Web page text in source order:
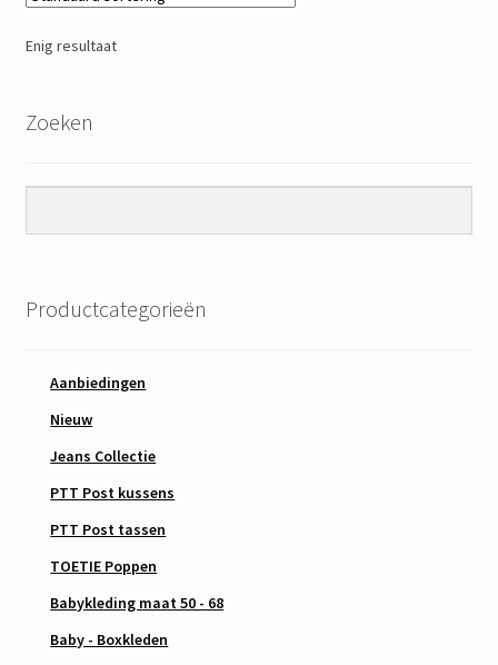
Enig resultaat
Zoeken
Productcategorieën
Aanbiedingen
Nieuw
Jeans Collectie
PTT Post kussens
PTT Post tassen
TOETIE Poppen
Babykleding maat 50 - 68
Baby - Boxkleden